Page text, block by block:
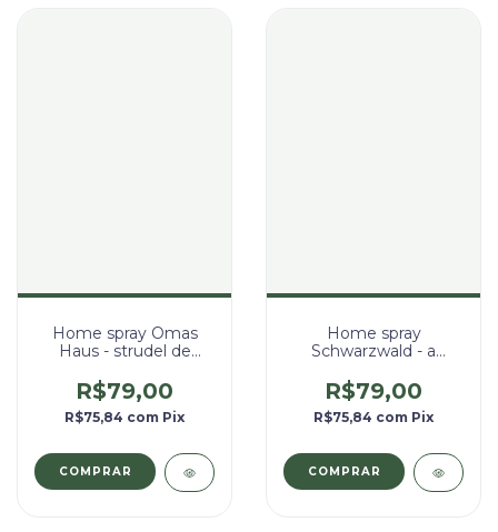
Home spray Omas
Haus - strudel de
R$79,00
R$75,84 com Pix
Home spray
Schwarzwald - a
R$79,00
R$75,84 com Pix